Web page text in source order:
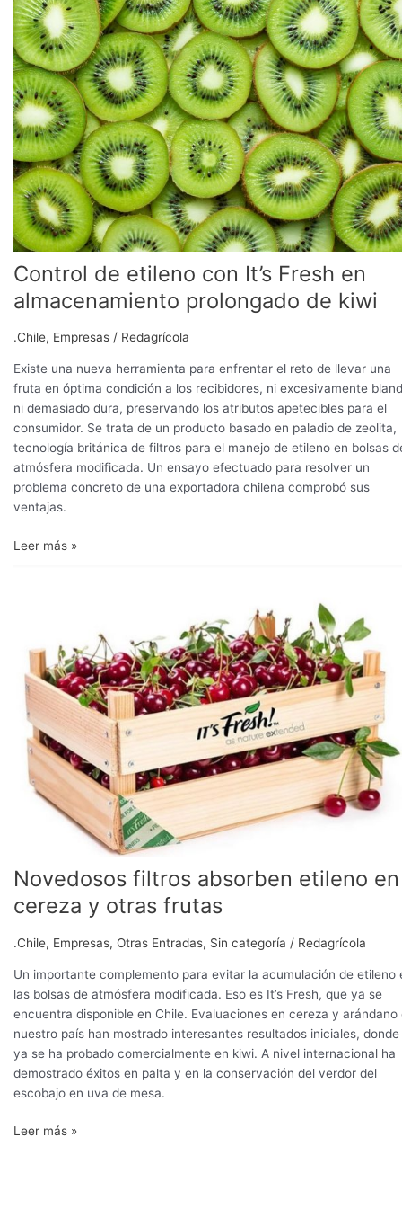
Control de etileno con It’s Fresh en
almacenamiento prolongado de kiwi
.Chile, Empresas / Redagrícola
Existe una nueva herramienta para enfrentar el reto de llevar una
fruta en óptima condición a los recibidores, ni excesivamente
ni demasiado dura, preservando los atributos apetecibles para el
consumidor. Se trata de un producto basado en paladio de zeolita,
tecnología británica de filtros para el manejo de etileno en bolsas
atmósfera modificada. Un ensayo efectuado para resolver un
problema concreto de una exportadora chilena comprobó sus
ventajas.
etileno
con
It’s
Fresh
en
almacenamiento
prolongado
de
kiwi
Leer más »
Novedosos filtros absorben etileno en
cereza y otras frutas
.Chile, Empresas, Otras Entradas, Sin categoría / Redagrícola
Un importante complemento para evitar la acumulación de etileno
las bolsas de atmósfera modificada. Eso es It’s Fresh, que ya se
encuentra disponible en Chile. Evaluaciones en cereza y arándano
nuestro país han mostrado interesantes resultados iniciales, donde
ya se ha probado comercialmente en kiwi. A nivel internacional ha
demostrado éxitos en palta y en la conservación del verdor del
escobajo en uva de mesa.
cereza
otras
frutas
Leer más »